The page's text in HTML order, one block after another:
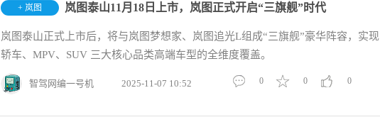
+ 岚图 岚图泰山11月18日上市，岚图正式开启“三旗舰”时代
岚图泰山正式上市后，将与岚图梦想家、岚图追光L组成“三旗舰”豪华阵容，实现
轿车、MPV、SUV 三大核心品类高端车型的全维度覆盖。
智驾网编一号机 2025-11-07 10:52 0
0
0